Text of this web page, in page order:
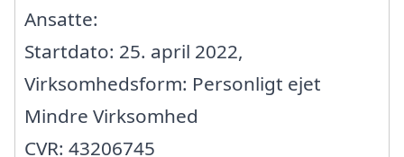
Ansatte:
Startdato: 25. april 2022,
Virksomhedsform: Personligt ejet
Mindre Virksomhed
CVR: 43206745